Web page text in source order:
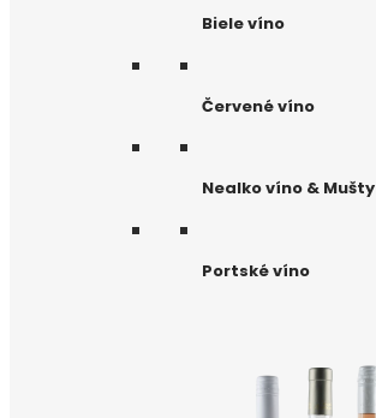
Biele víno
Červené víno
Nealko víno & Mušty
Portské víno